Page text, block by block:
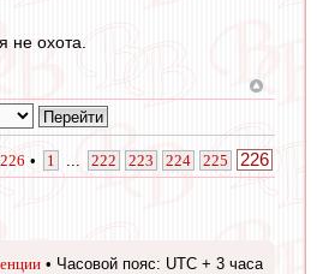
не охота.
226 • 1 ... 222 223 224 225 226
• Часовой пояс: UTC + 3 часа